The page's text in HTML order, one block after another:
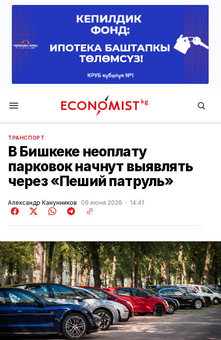
Economist.kg
ТРАНСПОРТ
В Бишкеке неоплату
парковок начнут выявлять
через «Пеший патруль»
Александр Канунников 09 июня 2026 14:41